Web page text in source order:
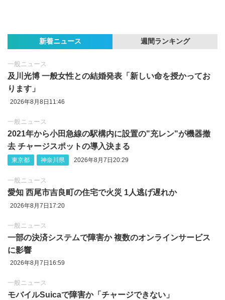
新着ニュース 週間ランキング
一般ニュース
及川光博 一般女性との結婚発表「新しい命を授かってお
ります」
2026年8月8日11:46
一般ニュース
2021年から小田急線の駅構内に設置の"充レン"が機器撤
去 チャージスポットの導入決まる
東京都 神奈川県 2026年8月7日20:29
一般ニュース
愛知 西尾市吉良町の住宅で火災 1人逃げ遅れか
2026年8月7日17:20
一般ニュース
一部の決済システムで障害か 複数のオンラインサービス
に影響
2026年8月7日16:59
一般ニュース
モバイルSuicaで障害か「チャージできない」